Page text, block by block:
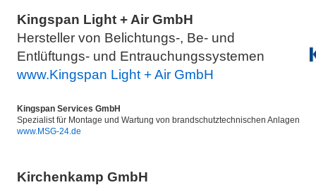
Kingspan Light + Air GmbH
Hersteller von Belichtungs-, Be- und
Entlüftungs- und Entrauchungssystemen
www.Kingspan Light + Air GmbH
Kingspan Services GmbH
Spezialist für Montage und Wartung von brandschutztechnischen Anlagen
www.MSG-24.de
Kirchenkamp GmbH